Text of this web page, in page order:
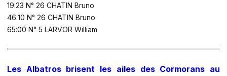
19:23 N° 26 CHATIN Bruno
46:10 N° 26 CHATIN Bruno
65:00 N° 5 LARVOR William
Les Albatros brisent les ailes des Cormorans au